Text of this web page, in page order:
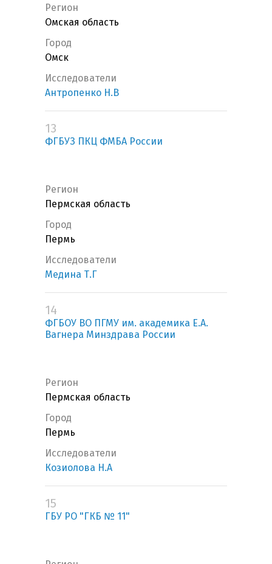
Регион
Омская область
Город
Омск
Исследователи
Антропенко Н.В
13
ФГБУЗ ПКЦ ФМБА России
Регион
Пермская область
Город
Пермь
Исследователи
Медина Т.Г
14
ФГБОУ ВО ПГМУ им. академика Е.А.
Вагнера Минздрава России
Регион
Пермская область
Город
Пермь
Исследователи
Козиолова Н.А
15
ГБУ РО "ГКБ № 11"